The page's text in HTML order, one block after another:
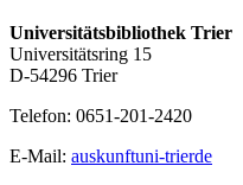
Universitätsbibliothek Trier
Universitätsring 15
D-54296 Trier
Telefon: 0651-201-2420
E-Mail: auskunftuni-trierde